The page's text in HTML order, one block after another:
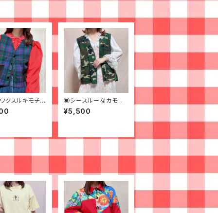
クスルキモチの
ベスト◉古着
◉シースルーなカモフラ
ージュフィッシングベス
ト◉ 古着
¥5,500